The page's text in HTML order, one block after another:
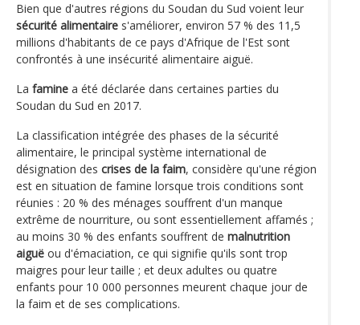
Bien que d'autres régions du Soudan du Sud voient leur
sécurité alimentaire s'améliorer, environ 57 % des 11,5
millions d'habitants de ce pays d'Afrique de l'Est sont
confrontés à une insécurité alimentaire aiguë.
La famine a été déclarée dans certaines parties du
Soudan du Sud en 2017.
La classification intégrée des phases de la sécurité
alimentaire, le principal système international de
désignation des crises de la faim, considère qu'une région
est en situation de famine lorsque trois conditions sont
réunies : 20 % des ménages souffrent d'un manque
extrême de nourriture, ou sont essentiellement affamés ;
au moins 30 % des enfants souffrent de malnutrition
aiguë ou d'émaciation, ce qui signifie qu'ils sont trop
maigres pour leur taille ; et deux adultes ou quatre
enfants pour 10 000 personnes meurent chaque jour de
la faim et de ses complications.